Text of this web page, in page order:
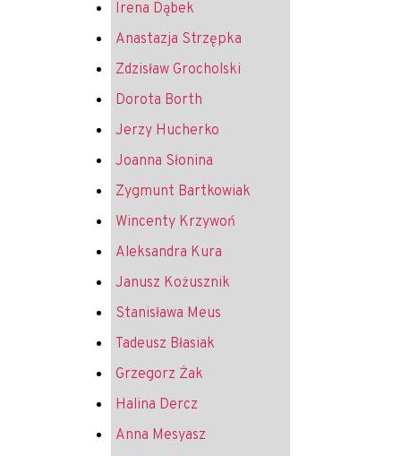
Irena Dąbek
Anastazja Strzępka
Zdzisław Grocholski
Dorota Borth
Jerzy Hucherko
Joanna Słonina
Zygmunt Bartkowiak
Wincenty Krzywoń
Aleksandra Kura
Janusz Kożusznik
Stanisława Meus
Tadeusz Błasiak
Grzegorz Żak
Halina Dercz
Anna Mesyasz